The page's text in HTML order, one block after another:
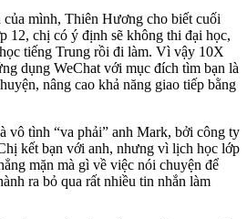
của mình, Thiên Hương cho biết cuối
12, chị có ý định sẽ không thi đại học,
tiếng Trung rồi đi làm. Vì vậy 10X
dụng WeChat với mục đích tìm bạn là
nâng cao khả năng giao tiếp bằng
vô tình “va phải” anh Mark, bởi công ty
kết bạn với anh, nhưng vì lịch học lớp
mặn mà gì về việc nói chuyện để
ra bỏ qua rất nhiều tin nhắn làm